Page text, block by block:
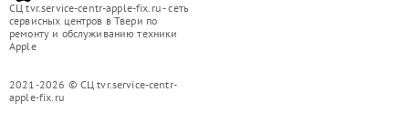
СЦ tvr.service-centr-apple-fix.ru - сеть
сервисных центров в Твери по
ремонту и обслуживанию техники
Apple
2021-2026 © СЦ tvr.service-centr-
apple-fix.ru